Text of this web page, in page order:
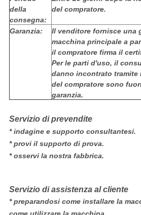
della
consegna:
del compratore.
Garanzia:
Il venditore fornisce una
macchina principale a
il compratore firma il
Per le parti d'uso, il
danno incontrato tramite
del compratore sono
garanzia.
Servizio di prevendite
* indagine e supporto consultantesi.
* provi il supporto di prova.
* osservi la nostra fabbrica.
Servizio di assistenza al cliente
* preparandosi come installare la
come utilizzare la macchina.